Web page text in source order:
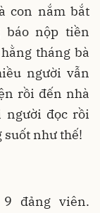
con nắm bắt
báo nộp tiền
tháng bà
người vẫn
rồi đến nhà
người đọc rồi
suốt như thế!
đảng viên.